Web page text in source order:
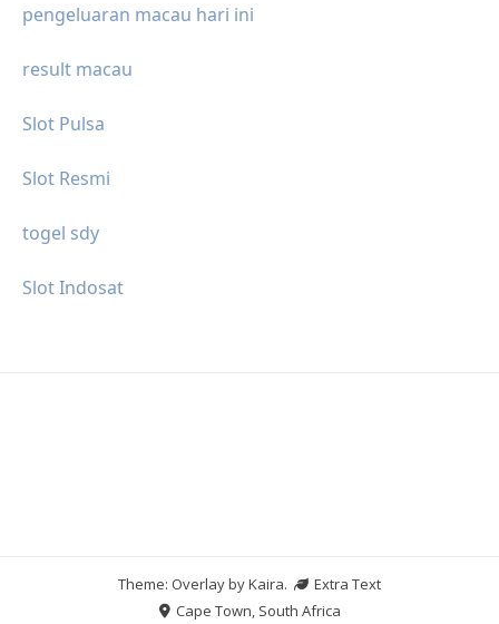
pengeluaran macau hari ini
result macau
Slot Pulsa
Slot Resmi
togel sdy
Slot Indosat
Theme: Overlay byKaira.
Extra Text
Cape Town, South Africa